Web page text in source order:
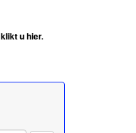
klikt u hier.